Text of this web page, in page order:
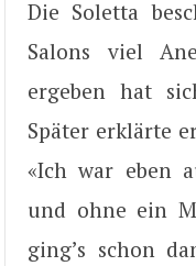
Die Soletta
Salons viel
ergeben hat
Später erklärte
«Ich war eben
und ohne ein
ging’s schon